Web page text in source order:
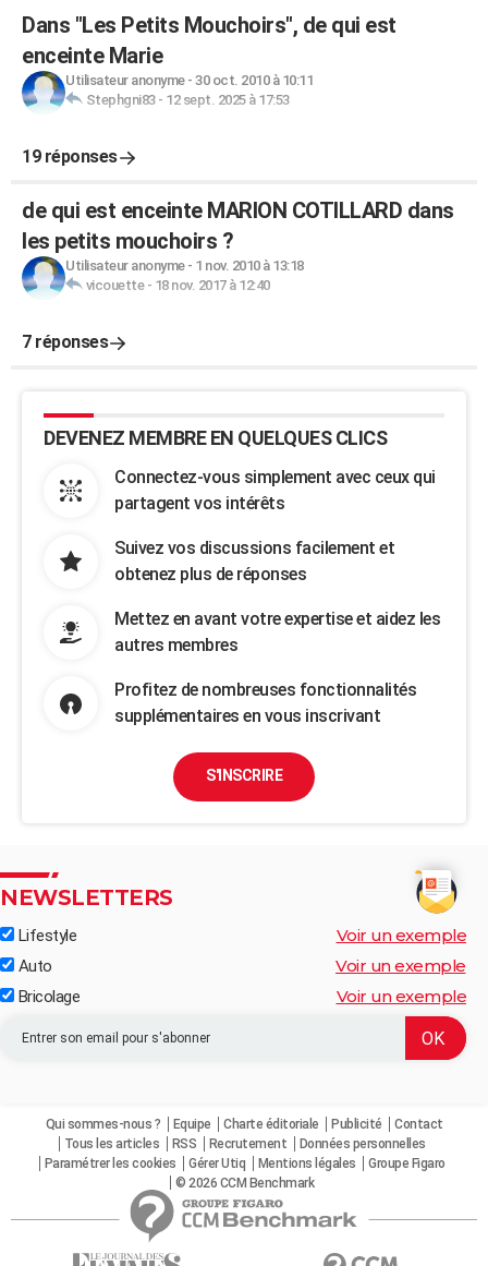
Dans "Les Petits Mouchoirs", de qui est
enceinte Marie
Utilisateur anonyme- 30 oct. 2010 à 10:11
Stephgni83- 12 sept. 2025 à 17:53
19 réponses
de qui est enceinte MARION COTILLARD dans
les petits mouchoirs ?
Utilisateur anonyme- 1 nov. 2010 à 13:18
vicouette- 18 nov. 2017 à 12:40
7 réponses
DEVENEZ MEMBRE EN QUELQUES CLICS
Connectez-vous simplement avec ceux qui
partagent vos intérêts
Suivez vos discussions facilement et
obtenez plus de réponses
Mettez en avant votre expertise et aidez les
autres membres
Profitez de nombreuses fonctionnalités
supplémentaires en vous inscrivant
S'INSCRIRE
NEWSLETTERS
Lifestyle Voir un exemple
Auto Voir un exemple
Bricolage Voir un exemple
Qui sommes-nous ? Equipe Charte éditoriale Publicité
Contact
Tous les articles
RSS Recrutement
Données personnelles
Paramétrer les cookies
Gérer Utiq Mentions légales
Groupe Figaro
© 2026 CCM Benchmark